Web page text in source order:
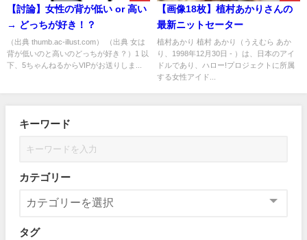
【討論】女性の背が低い or 高い
→ どっちが好き！？
（出典 thumb.ac-illust.com） （出典 女は
背が低いのと高いのどっちが好き？）1 以
下、5ちゃんねるからVIPがお送りしま...
【画像18枚】植村あかりさんの
最新ニットセーター
植村あかり 植村 あかり（うえむら あか
り、1998年12月30日 - ）は、日本のアイ
ドルであり、ハロー!プロジェクトに所属
する女性アイド...
キーワード
カテゴリー
タグ